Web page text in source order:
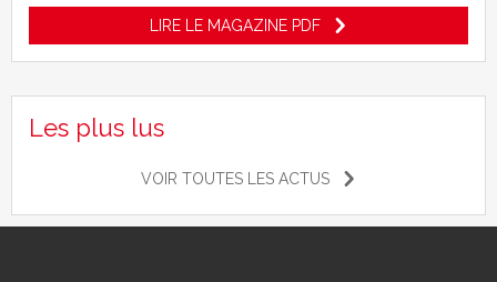
LIRE LE MAGAZINE PDF
Les plus lus
VOIR TOUTES LES ACTUS